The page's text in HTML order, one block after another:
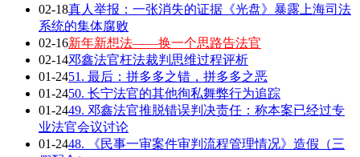
02-18真人举报：一张消失的证据《光盘》暴露上海司法
系统的集体腐败
02-16新年新想法——换一个思路告法官
02-14邓鑫法官枉法裁判思维过程评析
01-2451. 最后：拼多多之错，拼多多之恶
01-2450. 长宁法官的其他徇私舞弊行为追踪
01-2449. 邓鑫法官推脱错误判决责任：称本案已经过专
业法官会议讨论
01-2448. 《民事一审案件审判流程管理情况》造假（三